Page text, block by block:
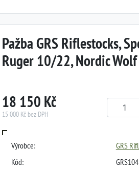
Pažba GRS Riflestocks,
Ruger 10/22, Nordic Wolf
18 150 Kč
15 000 Kč bez DPH
Výrobce:
GRS
Kód: